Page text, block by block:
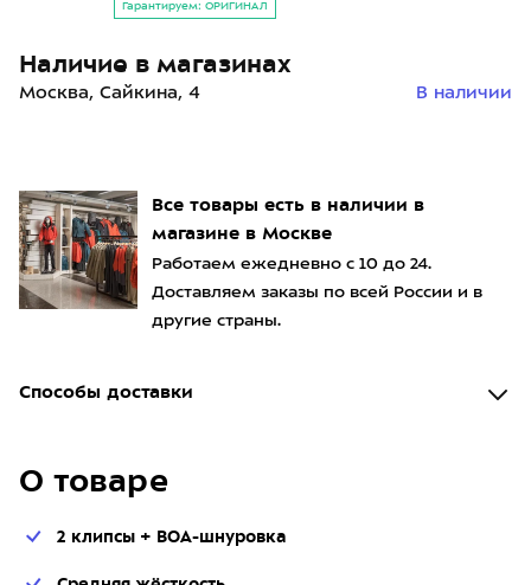
Все товары есть в наличии в
магазине в Москве
Работаем ежедневно с 10 до 24.
Доставляем заказы по всей России и в
другие страны.
Способы доставки
О товаре
2 клипсы + BOA-шнуровка
Гарантируем: ОРИГИНАЛ
Наличие в магазинах
Москва, Сайкина, 4 В наличии